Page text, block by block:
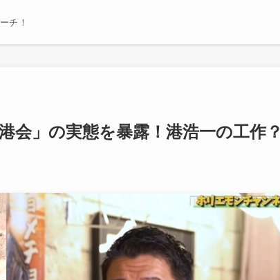
チ！
会」の実態を暴露！港浩一の工作？